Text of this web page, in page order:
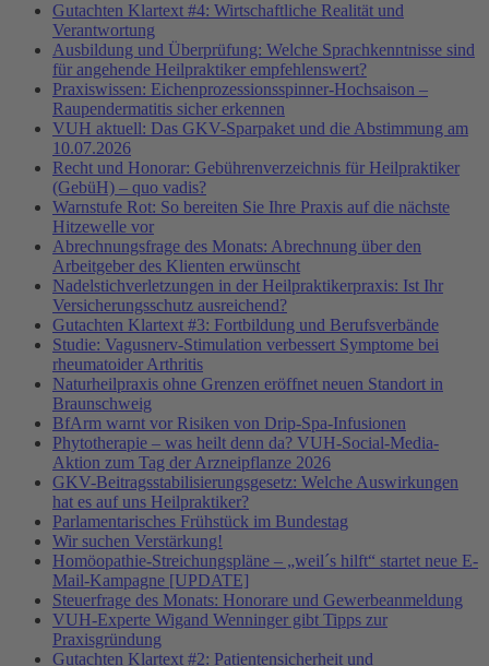
Gutachten Klartext #4: Wirtschaftliche Realität und
Verantwortung
Ausbildung und Überprüfung: Welche Sprachkenntnisse sind
für angehende Heilpraktiker empfehlenswert?
Praxiswissen: Eichenprozessionsspinner-Hochsaison –
Raupendermatitis sicher erkennen
VUH aktuell: Das GKV-Sparpaket und die Abstimmung am
10.07.2026
Recht und Honorar: Gebührenverzeichnis für Heilpraktiker
(GebüH) – quo vadis?
Warnstufe Rot: So bereiten Sie Ihre Praxis auf die nächste
Hitzewelle vor
Abrechnungsfrage des Monats: Abrechnung über den
Arbeitgeber des Klienten erwünscht
Nadelstichverletzungen in der Heilpraktikerpraxis: Ist Ihr
Versicherungsschutz ausreichend?
Gutachten Klartext #3: Fortbildung und Berufsverbände
Studie: Vagusnerv-Stimulation verbessert Symptome bei
rheumatoider Arthritis
Naturheilpraxis ohne Grenzen eröffnet neuen Standort in
Braunschweig
BfArm warnt vor Risiken von Drip-Spa-Infusionen
Phytotherapie – was heilt denn da? VUH-Social-Media-
Aktion zum Tag der Arzneipflanze 2026
GKV-Beitragsstabilisierungsgesetz: Welche Auswirkungen
hat es auf uns Heilpraktiker?
Parlamentarisches Frühstück im Bundestag
Wir suchen Verstärkung!
Homöopathie-Streichungspläne – „weil´s hilft“ startet neue E-
Mail-Kampagne [UPDATE]
Steuerfrage des Monats: Honorare und Gewerbeanmeldung
VUH-Experte Wigand Wenninger gibt Tipps zur
Praxisgründung
Gutachten Klartext #2: Patientensicherheit und